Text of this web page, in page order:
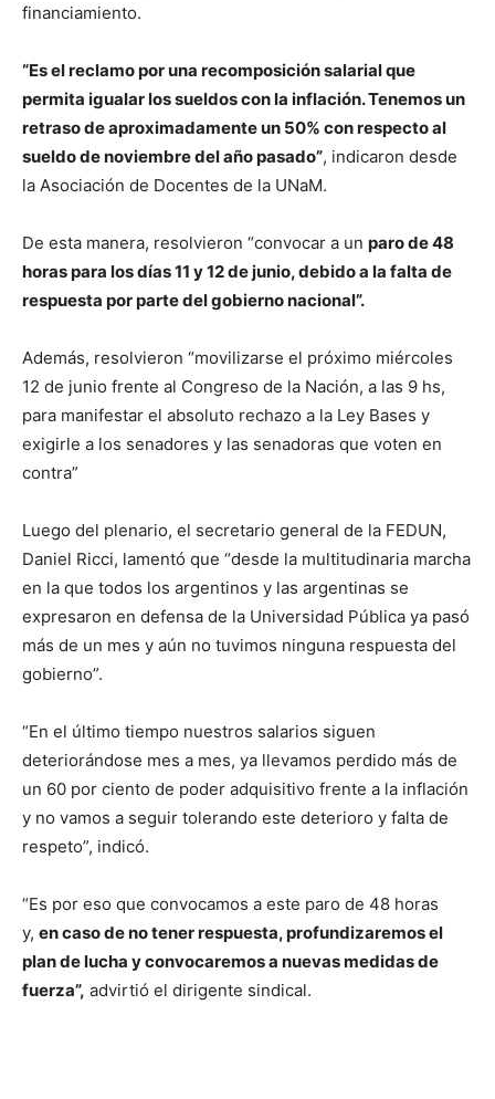
financiamiento.
“Es el reclamo por una recomposición salarial que
permita igualar los sueldos con la inflación. Tenemos un
retraso de aproximadamente un 50% con respecto al
sueldo de noviembre del año pasado”, indicaron desde
la Asociación de Docentes de la UNaM.
De esta manera, resolvieron “convocar a un paro de 48
horas para los días 11 y 12 de junio, debido a la falta de
respuesta por parte del gobierno nacional”.
Además, resolvieron “movilizarse el próximo miércoles
12 de junio frente al Congreso de la Nación, a las 9 hs,
para manifestar el absoluto rechazo a la Ley Bases y
exigirle a los senadores y las senadoras que voten en
contra”
Luego del plenario, el secretario general de la FEDUN,
Daniel Ricci, lamentó que “desde la multitudinaria marcha
en la que todos los argentinos y las argentinas se
expresaron en defensa de la Universidad Pública ya pasó
más de un mes y aún no tuvimos ninguna respuesta del
gobierno”.
“En el último tiempo nuestros salarios siguen
deteriorándose mes a mes, ya llevamos perdido más de
un 60 por ciento de poder adquisitivo frente a la inflación
y no vamos a seguir tolerando este deterioro y falta de
respeto”, indicó.
“Es por eso que convocamos a este paro de 48 horas
y, en caso de no tener respuesta, profundizaremos el
plan de lucha y convocaremos a nuevas medidas de
fuerza”, advirtió el dirigente sindical.